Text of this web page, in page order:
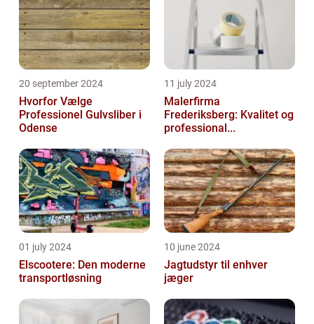
20 september 2024
Hvorfor Vælge
Professionel Gulvsliber i
Odense
11 july 2024
Malerfirma
Frederiksberg: Kvalitet og
professional...
01 july 2024
Elscootere: Den moderne
transportløsning
10 june 2024
Jagtudstyr til enhver
jæger